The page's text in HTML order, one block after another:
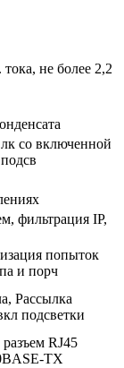
не более 2,2
со включенной
фильтрация IP,
попыток
и порч
Рассылка
подсветки
RJ45
TX